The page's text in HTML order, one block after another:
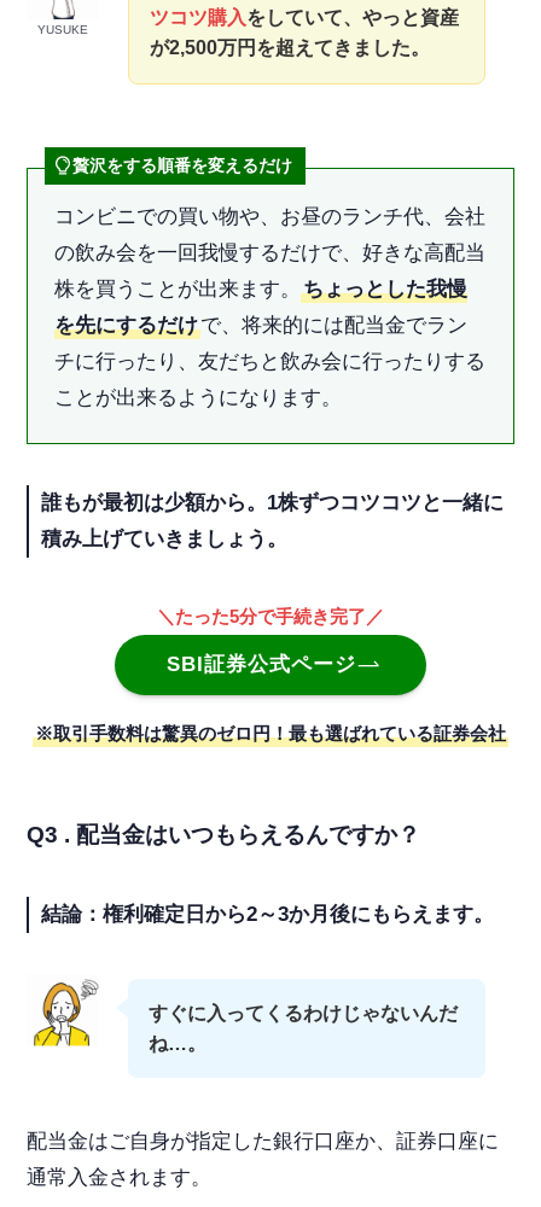
YUSUKE
ツコツ購入をしていて、やっと資産
が2,500万円を超えてきました。
贅沢をする順番を変えるだけ
コンビニでの買い物や、お昼のランチ代、会社
の飲み会を一回我慢するだけで、好きな高配当
株を買うことが出来ます。
ちょっとした我慢
を先にするだけで、将来的には配当金でラン
チに行ったり、友だちと飲み会に行ったりする
ことが出来るようになります。
誰もが最初は少額から。1株ずつコツコツと一緒に
積み上げていきましょう。
＼たった5分で手続き完了／
SBI証券公式ページ
※取引手数料は驚異のゼロ円！最も選ばれている証券会社
Q3 . 配当金はいつもらえるんですか？
結論：権利確定日から2～3か月後にもらえます。
すぐに入ってくるわけじゃないんだ
ね…。
配当金はご自身が指定した銀行口座か、証券口座に
通常入金されます。